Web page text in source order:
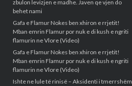
zbulon levizjen e madhe. Javen qe vjen do
behet nami
Gafa e Flamur Nokes ben xhiron e rrjetit!
Mban emrin Flamur por nuk e di kush e ngriti
flamurin ne Vlore (Video)
Gafa e Flamur Nokes ben xhiron e rrjetit!
Mban emrin Flamur por nuk e di kush e ngriti
flamurin ne Vlore (Video)
Ishte ne lule të rinisë – Aksidenti i tmerrshëm